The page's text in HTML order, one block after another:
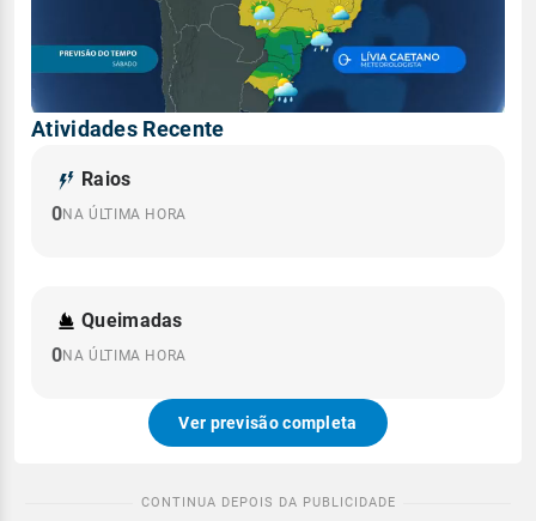
Atividades Recente
Raios
0NA ÚLTIMA HORA
Queimadas
0NA ÚLTIMA HORA
Ver previsão completa